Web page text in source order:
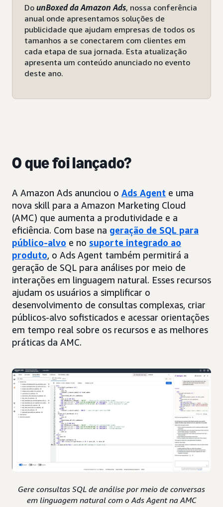
Do unBoxed da Amazon Ads, nossa conferência
anual onde apresentamos soluções de
publicidade que ajudam empresas de todos os
tamanhos a se conectarem com clientes em
cada etapa de sua jornada. Esta atualização
apresenta um conteúdo anunciado no evento
deste ano.
O que foi lançado?
A Amazon Ads anunciou o Ads Agent e uma
nova skill para a Amazon Marketing Cloud
(AMC) que aumenta a produtividade e a
eficiência. Com base na geração de SQL para
público-alvo e no suporte integrado ao
produto, o Ads Agent também permitirá a
geração de SQL para análises por meio de
interações em linguagem natural. Esses recursos
ajudam os usuários a simplificar o
desenvolvimento de consultas complexas, criar
públicos-alvo sofisticados e acessar orientações
em tempo real sobre os recursos e as melhores
práticas da AMC.
Gere consultas SQL de análise por meio de conversas
em linguagem natural com o Ads Agent na AMC